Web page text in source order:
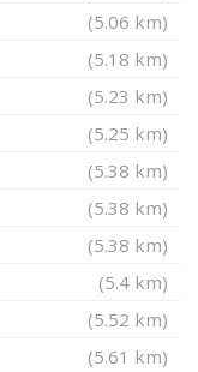
(5.06 km)
(5.18 km)
(5.23 km)
(5.25 km)
(5.38 km)
(5.38 km)
(5.38 km)
(5.4 km)
(5.52 km)
(5.61 km)